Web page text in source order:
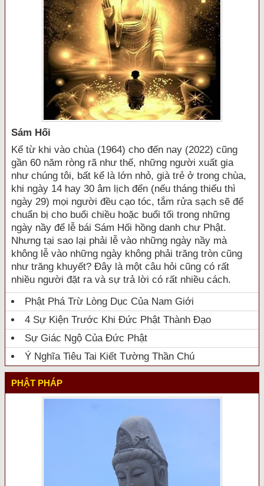
Sám Hối
Kể từ khi vào chùa (1964) cho đến nay (2022) cũng
gần 60 năm ròng rã như thế, những người xuất gia
như chúng tôi, bất kể là lớn nhỏ, già trẻ ở trong chùa,
khi ngày 14 hay 30 âm lịch đến (nếu tháng thiếu thì
ngày 29) mọi người đều cạo tóc, tắm rửa sạch sẽ để
chuẩn bị cho buổi chiều hoặc buổi tối trong những
ngày nầy để lễ bái Sám Hối hồng danh chư Phật.
Nhưng tại sao lại phải lễ vào những ngày nầy mà
không lễ vào những ngày không phải trăng tròn cũng
như trăng khuyết? Đây là một câu hỏi cũng có rất
nhiều người đặt ra và sự trả lời có rất nhiều cách.
Phật Phá Trừ Lòng Dục Của Nam Giới
4 Sự Kiện Trước Khi Đức Phật Thành Đạo
Sự Giác Ngộ Của Đức Phật
Ý Nghĩa Tiêu Tai Kiết Tường Thần Chú
PHẬT PHÁP